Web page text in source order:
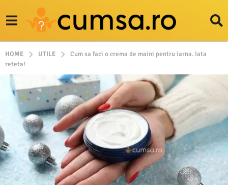
HOME UTILE
Cum sa faci o crema de maini pentru iarna. Iata
reteta!